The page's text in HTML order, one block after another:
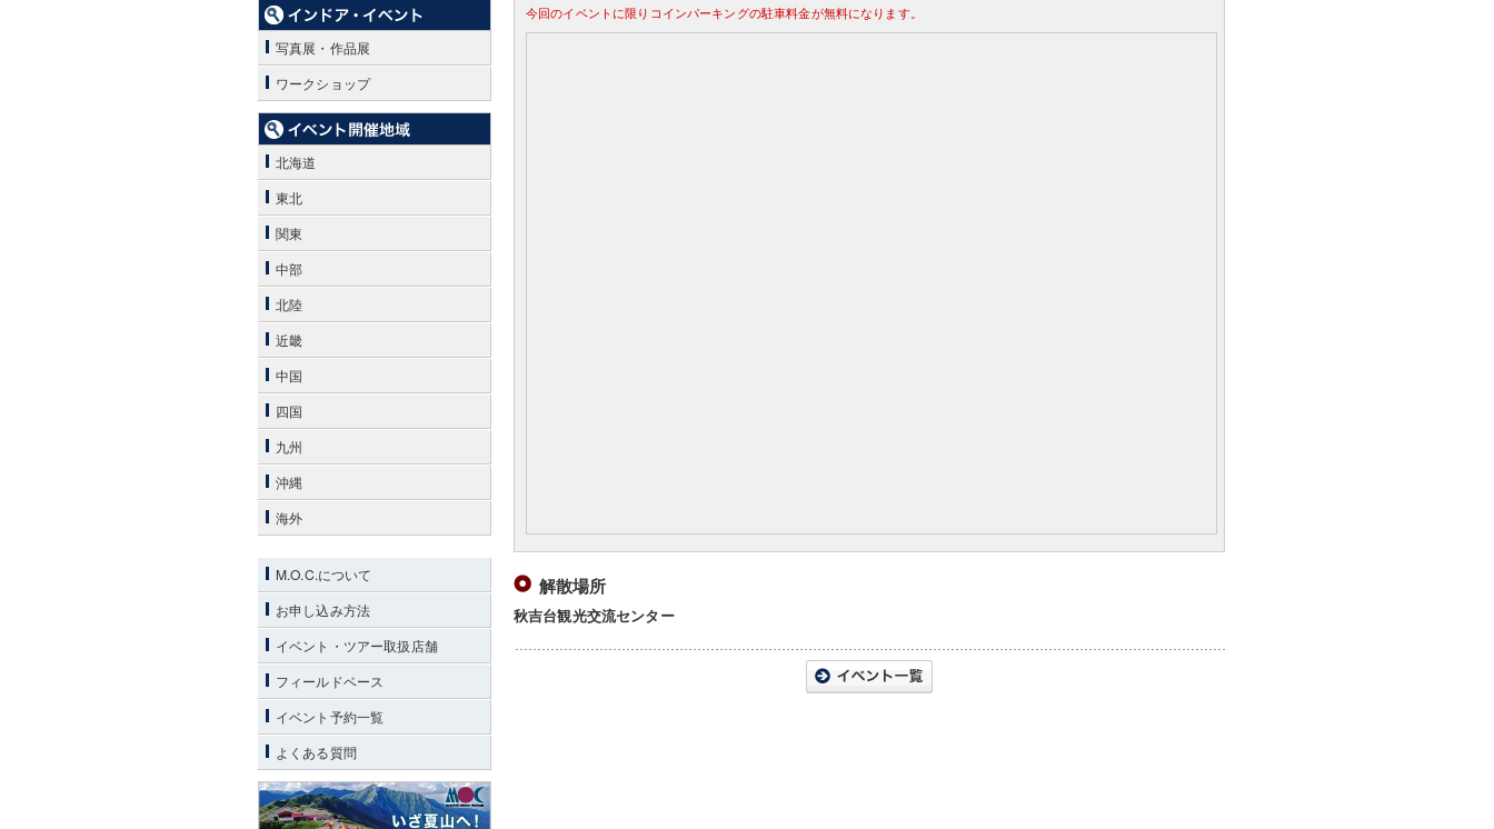
今回のイベントに限りコインパーキングの駐車料金が無料になります。
解散場所
秋吉台観光交流センター
写真展・作品展
ワークショップ
北海道
東北
関東
中部
北陸
近畿
中国
四国
九州
沖縄
海外
M.O.C.について
お申し込み方法
イベント・ツアー取扱店舗
フィールドベース
イベント予約一覧
よくある質問